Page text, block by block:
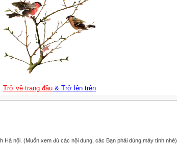
Trở về trang đầu & Trở lên trên
Hà nội. (Muốn xem đủ các nội dung, các Bạn phải dùng máy tính nhé)